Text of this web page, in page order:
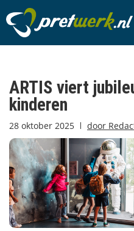
ARTIS viert
kinderen
28 oktober 2025 door